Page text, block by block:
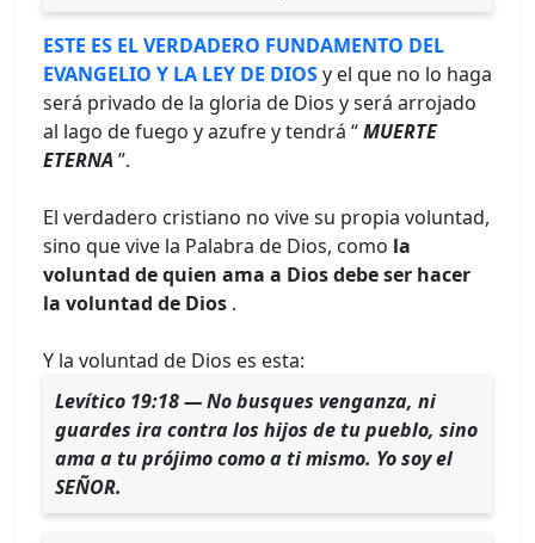
ESTE ES EL VERDADERO FUNDAMENTO DEL
EVANGELIO Y LA LEY DE DIOSy el que no lo haga
será privado de la gloria de Dios y será arrojado
al lago de fuego y azufre y tendrá “MUERTE
ETERNA ”.
El verdadero cristiano no vive su propia voluntad,
sino que vive la Palabra de Dios, como la
voluntad de quien ama a Dios debe ser hacer
la voluntad de Dios .
Y la voluntad de Dios es esta:
Levítico 19:18 — No busques venganza, ni
guardes ira contra los hijos de tu pueblo, sino
ama a tu prójimo como a ti mismo. Yo soy el
SEÑOR.